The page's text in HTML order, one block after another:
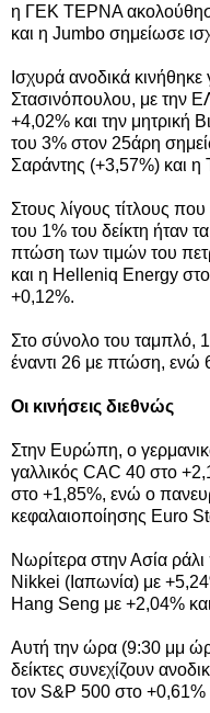
η ΓΕΚ ΤΕΡΝΑ
και η Jumbo σημείωσε
Ισχυρά ανοδικά
Στασινόπουλου, με την
+4,02% και την μητρική
του 3% στον 25άρη
Σαράντης (+3,57%) και
Στους λίγους τίτλους
του 1% του δείκτη ήταν
πτώση των τιμών του
και η Helleniq Energy
+0,12%.
Στο σύνολο του ταμπλό,
έναντι 26 με πτώση, ενώ
Οι κινήσεις διεθνώς
Στην Ευρώπη, ο
γαλλικός CAC 40 στο
στο +1,85%, ενώ ο
κεφαλαιοποίησης Euro
Νωρίτερα στην Ασία ράλι
Nikkei (Ιαπωνία) με
Hang Seng με +2,04%
Αυτή την ώρα (9:30 μμ
δείκτες συνεχίζουν
τον S&P 500 στο +0,61%